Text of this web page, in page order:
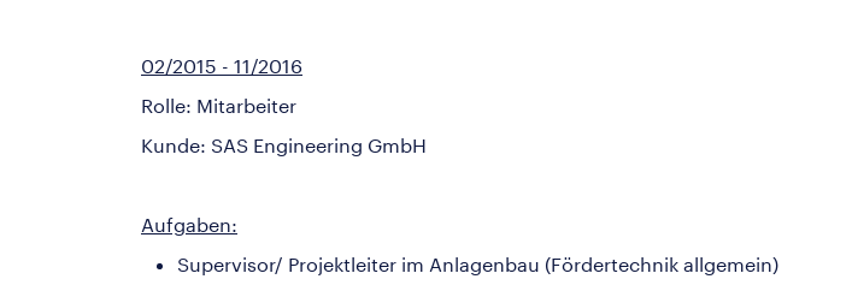
02/2015 - 11/2016
Rolle: Mitarbeiter
Kunde: SAS Engineering GmbH
Aufgaben:
Supervisor/ Projektleiter im Anlagenbau (Fördertechnik allgemein)